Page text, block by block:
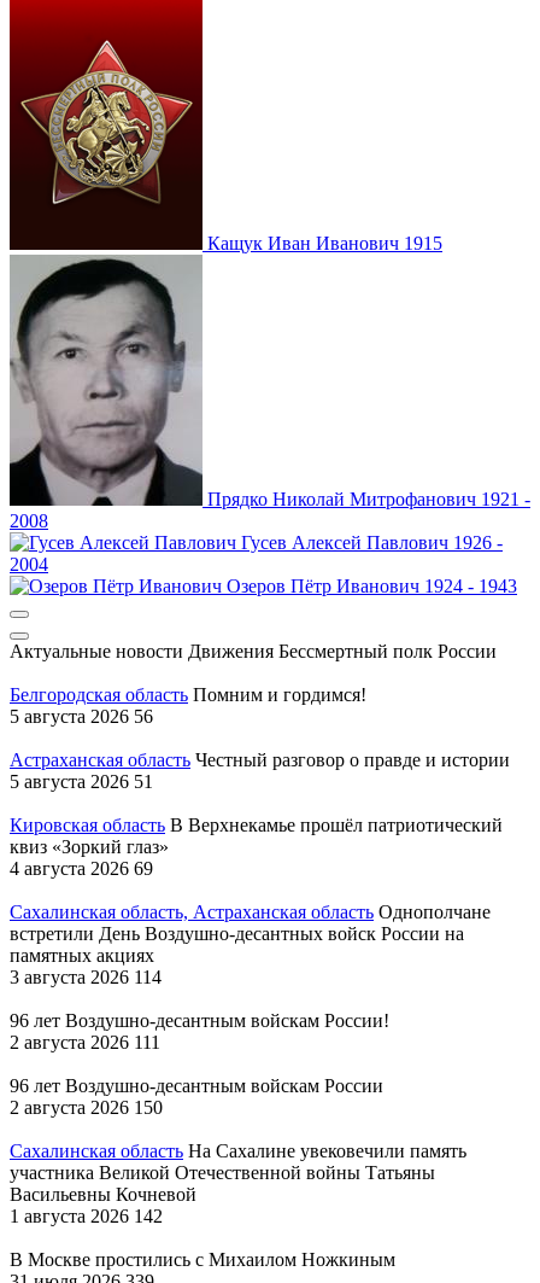
Кащук Иван Иванович 1915
Прядко Николай Митрофанович 1921 -
2008
Гусев Алексей Павлович 1926 -
2004
Озеров Пётр Иванович 1924 - 1943
Актуальные новости Движения Бессмертный полк России
Белгородская область Помним и гордимся!
5 августа 2026 56
Астраханская область Честный разговор о правде и истории
5 августа 2026 51
Кировская область В Верхнекамье прошёл патриотический
квиз «Зоркий глаз»
4 августа 2026 69
Сахалинская область, Астраханская область Однополчане
встретили День Воздушно-десантных войск России на
памятных акциях
3 августа 2026 114
96 лет Воздушно-десантным войскам России!
2 августа 2026 111
96 лет Воздушно-десантным войскам России
2 августа 2026 150
Сахалинская область На Сахалине увековечили память
участника Великой Отечественной войны Татьяны
Васильевны Кочневой
1 августа 2026 142
В Москве простились с Михаилом Ножкиным